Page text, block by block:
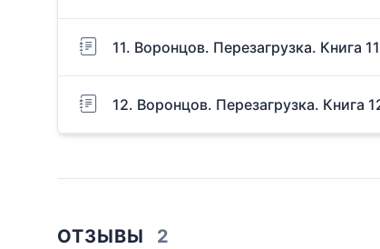
11. Воронцов. Перезагрузка. Книга 11
12. Воронцов. Перезагрузка. Книга
ОТЗЫВЫ 2